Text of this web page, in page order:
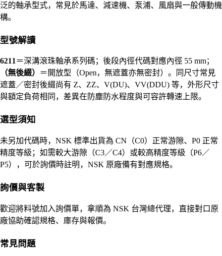
泛的軸承型式，常見於馬達、減速機、泵浦、風扇與一般傳動機
構。
型號解讀
6211＝深溝滾珠軸承系列碼；後段內徑代碼對應內徑 55 mm；
（無後綴）
＝開放型（Open，無遮蓋亦無密封）。同尺寸常見
遮蓋／密封後綴尚有 Z、ZZ、V(DU)、VV(DDU) 等，外形尺寸
與額定負荷相同，差異在防塵防水程度與可容許轉速上限。
選型須知
未另加代碼時，NSK 標準出貨為 CN（C0）正常游隙、P0 正常
精度等級；如需較大游隙（C3／C4）或較高精度等級（P6／
P5），可於詢價時註明，NSK 原廠備有對應規格。
詢價與客製
歡迎將料號加入詢價單，拿順為 NSK 台灣總代理，直接對口原
廠協助確認規格、庫存與報價。
常見問題